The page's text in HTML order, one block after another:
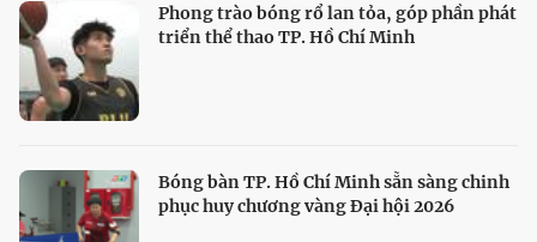
Phong trào bóng rổ lan tỏa, góp phần phát
triển thể thao TP. Hồ Chí Minh
Bóng bàn TP. Hồ Chí Minh sẵn sàng chinh
phục huy chương vàng Đại hội 2026